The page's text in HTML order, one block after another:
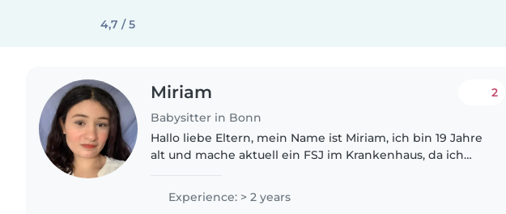
4,7 / 5
Miriam
Babysitter in Bonn
2
Hallo liebe Eltern, mein Name ist Miriam, ich bin 19 Jahre
alt und mache aktuell ein FSJ im Krankenhaus, da ich
arbeite ich in einem..
Experience: > 2 years